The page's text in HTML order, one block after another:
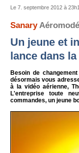
Le 7. septembre 2012 à
Sanary
Un jeune et
lance dans
Besoin de
désormais vous
à la vidéo aérienne,
L'entreprise toute
commandes, un jeune